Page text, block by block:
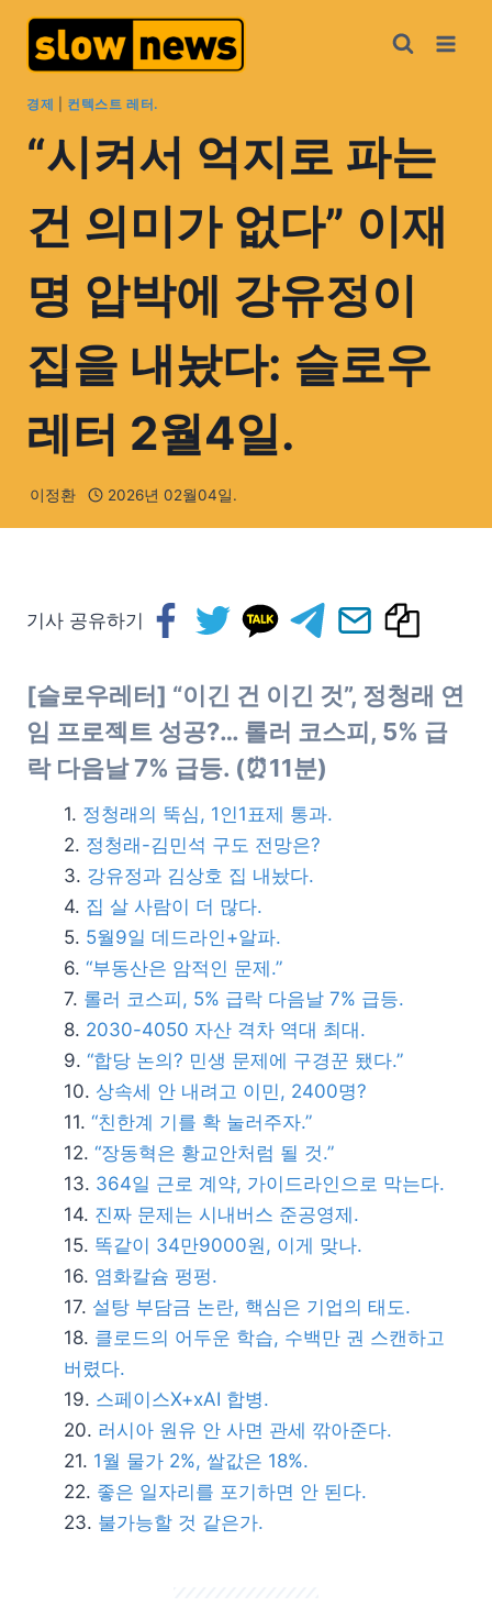
경제 컨텍스트 레터.
“시켜서 억지로 파는
건 의미가 없다” 이재
명 압박에 강유정이
집을 내놨다: 슬로우
레터 2월4일.
이정환 2026년 02월04일.
기사 공유하기
[슬로우레터] “이긴 건 이긴 것”, 정청래 연
임 프로젝트 성공?… 롤러 코스피, 5% 급
락 다음날 7% 급등. (⏰11분)
정청래의 뚝심, 1인1표제 통과.
정청래-김민석 구도 전망은?
강유정과 김상호 집 내놨다.
집 살 사람이 더 많다.
5월9일 데드라인+알파.
“부동산은 암적인 문제.”
롤러 코스피, 5% 급락 다음날 7% 급등.
2030-4050 자산 격차 역대 최대.
“합당 논의? 민생 문제에 구경꾼 됐다.”
상속세 안 내려고 이민, 2400명?
“친한계 기를 확 눌러주자.”
“장동혁은 황교안처럼 될 것.”
364일 근로 계약, 가이드라인으로 막는다.
진짜 문제는 시내버스 준공영제.
똑같이 34만9000원, 이게 맞나.
염화칼슘 펑펑.
설탕 부담금 논란, 핵심은 기업의 태도.
클로드의 어두운 학습, 수백만 권 스캔하고
버렸다.
스페이스X+xAI 합병.
러시아 원유 안 사면 관세 깎아준다.
1월 물가 2%, 쌀값은 18%.
좋은 일자리를 포기하면 안 된다.
불가능할 것 같은가.